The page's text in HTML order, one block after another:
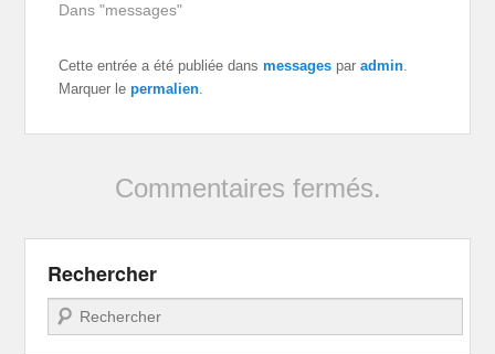
Dans "messages"
Cette entrée a été publiée dansmessages paradmin.
Marquer lepermalien.
Commentaires fermés.
Rechercher
Recherche